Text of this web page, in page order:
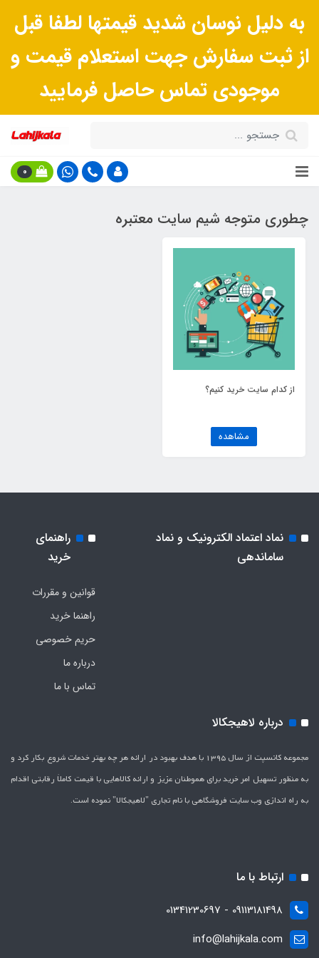
به دلیل نوسان شدید قیمتها لطفا قبل
از ثبت سفارش جهت استعلام قیمت و
موجودی تماس حاصل فرمایید
0
چطوری متوجه شیم سایت معتبره
از کدام سایت خرید کنیم؟
مشاهده
نماد اعتماد الکترونیک و نماد
ساماندهی
راهنمای
خرید
قوانین و مقررات
راهنما خرید
حریم خصوصی
درباره ما
تماس با ما
درباره لاهیجکالا
مجموعه کانسپت از سال 1395 با هدف بهبود در ارائه هر چه بهتر خدمات شروع بکار کرد و
به منظور تسهیل امر خرید برای هموطنان عزیز و ارائه کالاهایی با قیمت کاملاَ رقابتی اقدام
به راه اندازی وب سایت فروشگاهی با نام تجاری "لاهیج­کالا" نموده است.
ارتباط با ما
09113181498 - 01341230697
info@lahijkala.com